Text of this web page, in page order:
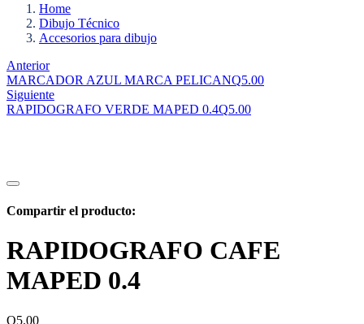
Home
Dibujo Técnico
Accesorios para dibujo
Anterior
MARCADOR AZUL MARCA PELICANQ5.00
Siguiente
RAPIDOGRAFO VERDE MAPED 0.4Q5.00
Compartir el producto:
RAPIDOGRAFO CAFE
MAPED 0.4
Q5.00